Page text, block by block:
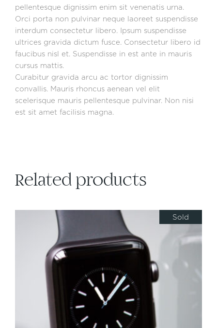
pellentesque dignissim enim sit venenatis urna.
Orci porta non pulvinar neque laoreet suspendisse
interdum consectetur libero. Ipsum suspendisse
ultrices gravida dictum fusce. Consectetur libero id
faucibus nisl et. Suspendisse in est ante in mauris
cursus mattis.
Curabitur gravida arcu ac tortor dignissim
convallis. Mauris rhoncus aenean vel elit
scelerisque mauris pellentesque pulvinar. Non nisi
est sit amet facilisis magna.
Related products
Sold